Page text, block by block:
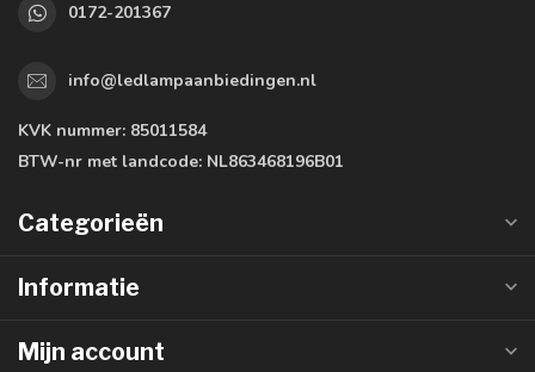
0172-201367
info@ledlampaanbiedingen.nl
KVK nummer: 85011584
BTW-nr met landcode: NL863468196B01
Categorieën
Informatie
Mijn account